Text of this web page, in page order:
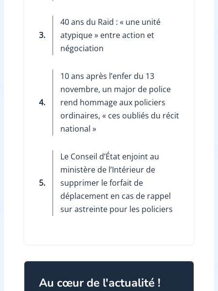
3.
40 ans du Raid : « une unité
atypique » entre action et
négociation
4.
10 ans après l’enfer du 13
novembre, un major de police
rend hommage aux policiers
ordinaires, « ces oubliés du récit
national »
5.
Le Conseil d’État enjoint au
ministère de l’Intérieur de
supprimer le forfait de
déplacement en cas de rappel
sur astreinte pour les policiers
Au cœur de l'actualité !